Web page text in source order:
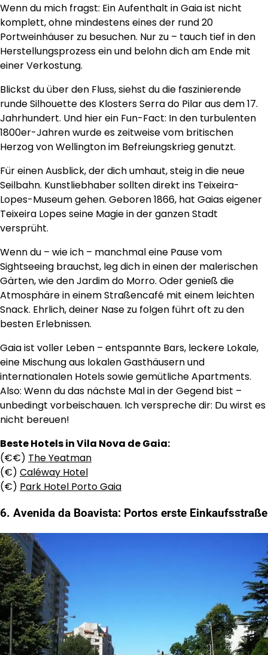
Wenn du mich fragst: Ein Aufenthalt in Gaia ist nicht
komplett, ohne mindestens eines der rund 20
Portweinhäuser zu besuchen. Nur zu – tauch tief in den
Herstellungsprozess ein und belohn dich am Ende mit
einer Verkostung.
Blickst du über den Fluss, siehst du die faszinierende
runde Silhouette des Klosters Serra do Pilar aus dem 17.
Jahrhundert. Und hier ein Fun-Fact: In den turbulenten
1800er-Jahren wurde es zeitweise vom britischen
Herzog von Wellington im Befreiungskrieg genutzt.
Für einen Ausblick, der dich umhaut, steig in die neue
Seilbahn. Kunstliebhaber sollten direkt ins Teixeira-
Lopes-Museum gehen. Geboren 1866, hat Gaias eigener
Teixeira Lopes seine Magie in der ganzen Stadt
versprüht.
Wenn du – wie ich – manchmal eine Pause vom
Sightseeing brauchst, leg dich in einen der malerischen
Gärten, wie den Jardim do Morro. Oder genieß die
Atmosphäre in einem Straßencafé mit einem leichten
Snack. Ehrlich, deiner Nase zu folgen führt oft zu den
besten Erlebnissen.
Gaia ist voller Leben – entspannte Bars, leckere Lokale,
eine Mischung aus lokalen Gasthäusern und
internationalen Hotels sowie gemütliche Apartments.
Also: Wenn du das nächste Mal in der Gegend bist –
unbedingt vorbeischauen. Ich verspreche dir: Du wirst es
nicht bereuen!
Beste Hotels in Vila Nova de Gaia:
(€€) The Yeatman
(€) Caléway Hotel
(€) Park Hotel Porto Gaia
6. Avenida da Boavista: Portos erste Einkaufsstraße